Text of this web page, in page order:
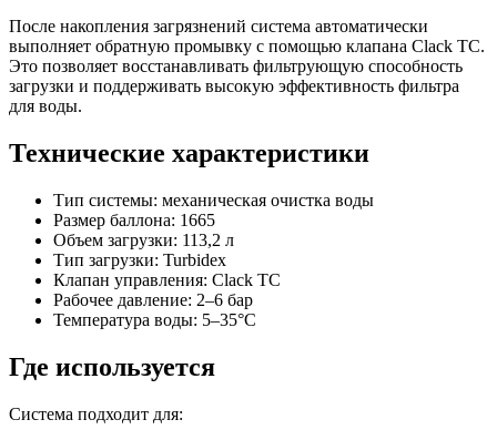
После накопления загрязнений система автоматически
выполняет обратную промывку с помощью клапана Clack TC.
Это позволяет восстанавливать фильтрующую способность
загрузки и поддерживать высокую эффективность фильтра
для воды.
Технические характеристики
Тип системы: механическая очистка воды
Размер баллона: 1665
Объем загрузки: 113,2 л
Тип загрузки: Turbidex
Клапан управления: Clack TC
Рабочее давление: 2–6 бар
Температура воды: 5–35°C
Где используется
Система подходит для: